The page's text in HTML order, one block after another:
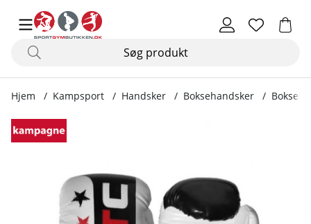
Hjem Kampsport Handsker Boksehandsker
Produktbilleder Boksehandske Junior, hvid/sort